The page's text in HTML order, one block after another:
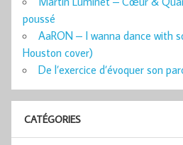
poussé
AaRON – I wanna dance with
Houston cover)
De l’exercice d’évoquer son
CATÉGORIES